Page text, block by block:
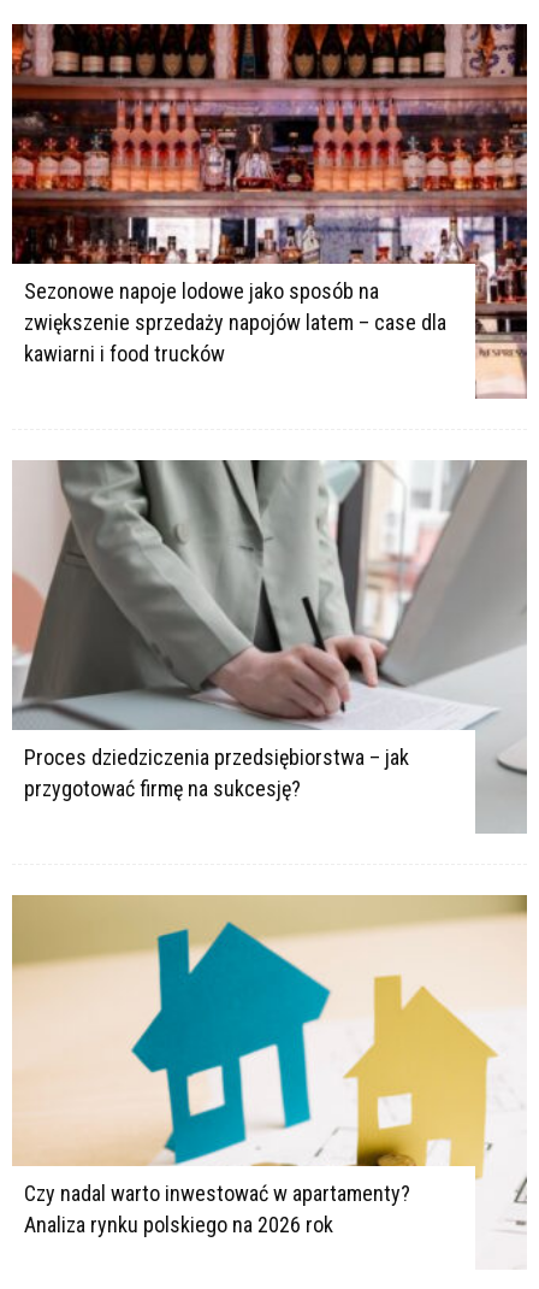
Sezonowe napoje lodowe jako sposób na
zwiększenie sprzedaży napojów latem – case dla
kawiarni i food trucków
Proces dziedziczenia przedsiębiorstwa – jak
przygotować firmę na sukcesję?
Czy nadal warto inwestować w apartamenty?
Analiza rynku polskiego na 2026 rok